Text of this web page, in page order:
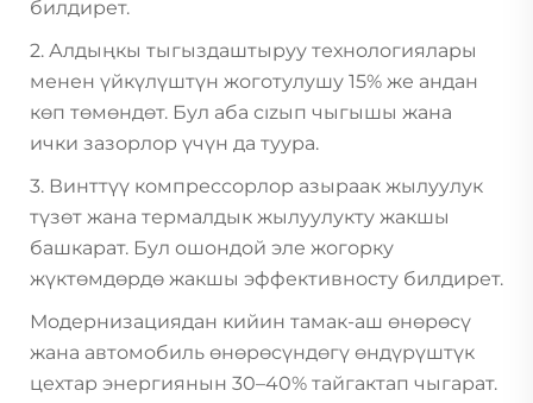
билдирет.
2. Алдыңкы тыгыздаштыруу технологиялары
менен үйкүлүштүн жоготулушу 15% же андан
көп төмөндөт. Бул аба сızып чыгышы жана
ички зазорлор үчүн да туура.
3. Винттүү компрессорлор азыраак жылуулук
түзөт жана термалдык жылуулукту жакшы
башкарат. Бул ошондой эле жогорку
жүктөмдөрдө жакшы эффективносту билдирет.
Модернизациядан кийин тамак-аш өнөрөсү
жана автомобиль өнөрөсүндөгү өндүрүштүк
цехтар энергиянын 30–40% тайгактап чыгарат.